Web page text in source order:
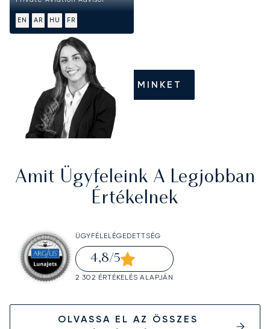
EN AR HU FR
HÍVJON MINKET
Amit Ügyfeleink A Legjobban
Értékelnek
ÜGYFÉLELÉGEDETTSÉG
4,8/5
2 302 ÉRTÉKELÉS ALAPJÁN
OLVASSA EL AZ ÖSSZES